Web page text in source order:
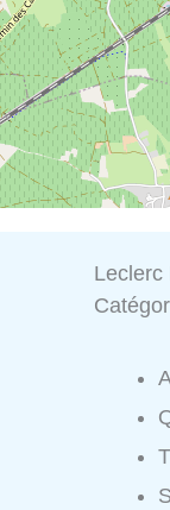
Leclerc